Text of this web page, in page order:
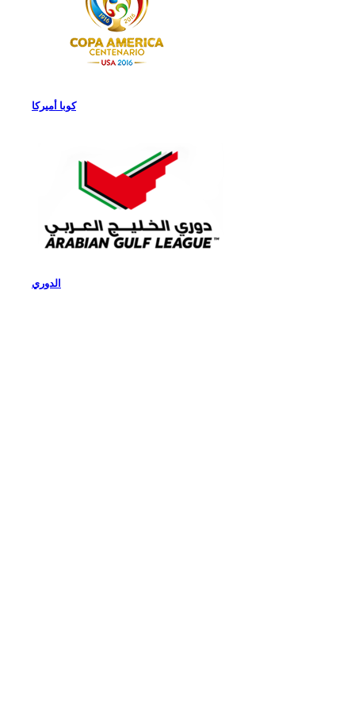
كوبا أميركا
الدوري